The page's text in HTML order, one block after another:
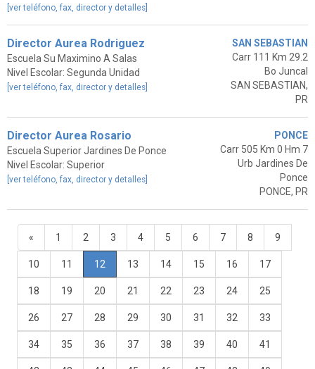
[ver teléfono, fax, director y detalles]
Director Aurea Rodriguez
Escuela Su Maximino A Salas
Nivel Escolar: Segunda Unidad
[ver teléfono, fax, director y detalles]
SAN SEBASTIAN
Carr 111 Km 29.2
Bo Juncal
SAN SEBASTIAN,
PR
Director Aurea Rosario
Escuela Superior Jardines De Ponce
Nivel Escolar: Superior
[ver teléfono, fax, director y detalles]
PONCE
Carr 505 Km 0 Hm 7
Urb Jardines De
Ponce
PONCE, PR
« 1 2 3 4 5 6 7 8 9
10 11 12 13 14 15 16 17
18 19 20 21 22 23 24 25
26 27 28 29 30 31 32 33
34 35 36 37 38 39 40 41